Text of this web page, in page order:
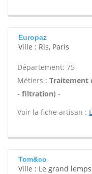
Europaz
Ville : Ris, Paris
Département: 75
Métiers : Traitement
- filtration) -
Voir la fiche artisan :
Tom&co
Ville : Le grand lemps